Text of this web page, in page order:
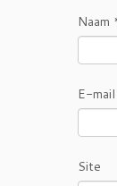
Naam
E-mail
Site